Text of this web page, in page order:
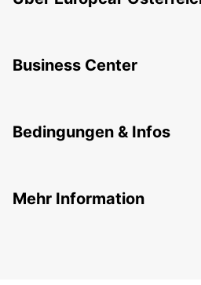
Business Center
Bedingungen & Infos
Mehr Information